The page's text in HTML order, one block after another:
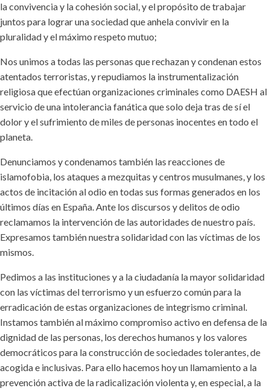
la convivencia y la cohesión social, y el propósito de trabajar
juntos para lograr una sociedad que anhela convivir en la
pluralidad y el máximo respeto mutuo;
Nos unimos a todas las personas que rechazan y condenan estos
atentados terroristas, y repudiamos la instrumentalización
religiosa que efectúan organizaciones criminales como DAESH al
servicio de una intolerancia fanática que solo deja tras de sí el
dolor y el sufrimiento de miles de personas inocentes en todo el
planeta.
Denunciamos y condenamos también las reacciones de
islamofobia, los ataques a mezquitas y centros musulmanes, y los
actos de incitación al odio en todas sus formas generados en los
últimos días en España. Ante los discursos y delitos de odio
reclamamos la intervención de las autoridades de nuestro país.
Expresamos también nuestra solidaridad con las víctimas de los
mismos.
Pedimos a las instituciones y a la ciudadanía la mayor solidaridad
con las víctimas del terrorismo y un esfuerzo común para la
erradicación de estas organizaciones de integrismo criminal.
Instamos también al máximo compromiso activo en defensa de la
dignidad de las personas, los derechos humanos y los valores
democráticos para la construcción de sociedades tolerantes, de
acogida e inclusivas. Para ello hacemos hoy un llamamiento a la
prevención activa de la radicalización violenta y, en especial, a la